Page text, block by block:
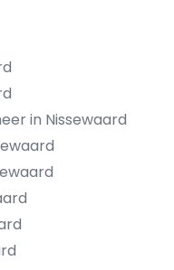
in Nissewaard